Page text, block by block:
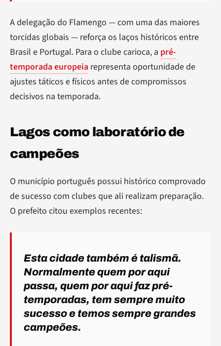
A delegação do Flamengo — com uma das maiores
torcidas globais — reforça os laços históricos entre
Brasil e Portugal. Para o clube carioca, a pré-
temporada europeia representa oportunidade de
ajustes táticos e físicos antes de compromissos
decisivos na temporada.
Lagos como laboratório de
campeões
O município português possui histórico comprovado
de sucesso com clubes que ali realizam preparação.
O prefeito citou exemplos recentes:
Esta cidade também é talismã.
Normalmente quem por aqui
passa, quem por aqui faz pré-
temporadas, tem sempre muito
sucesso e temos sempre grandes
campeões.